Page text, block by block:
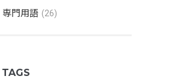
専門用語 (26)
TAGS